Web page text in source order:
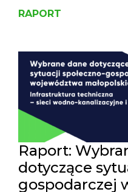
RAPORT
Raport:
dotyczące
gospodarczej